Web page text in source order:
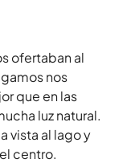
ofertaban al
nos
que en las
luz natural.
vista al lago y
centro.